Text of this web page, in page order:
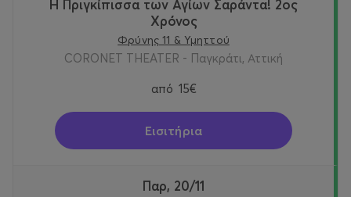
Η Πριγκίπισσα των Αγίων Σαράντα! 2oς
Χρόνος
Φρύνης 11 & Υμηττού
CORONET THEATER - Παγκράτι, Αττική
από 15€
Εισιτήρια
Παρ, 20/11